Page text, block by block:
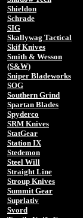
Shieldon
Schrade
SIG
Skallywag Tactical
Skif Knives
Smith & Wesson
(S&W)
Sniper Bladeworks
SOG
Southern Grind
Spartan Blades
Spyderco
SRM Knives
StatGear
Station IX
Stedemon
Steel Will
Straight Line
Stroup Knives
Summit Gear
Suprlativ
Svord